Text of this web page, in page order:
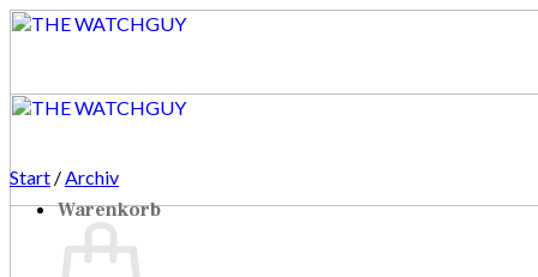
Zum
Warenkorb
Start /Archiv